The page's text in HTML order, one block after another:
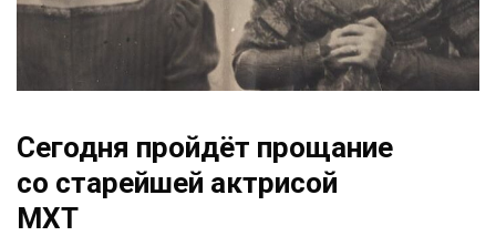
Сегодня пройдёт прощание
со старейшей актрисой
МХТ